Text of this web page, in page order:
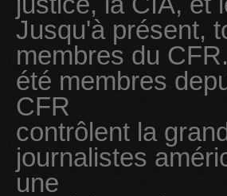
Jusqu'à présent,
membres du
été membres
CFR
contrôlent la
journalistes
une